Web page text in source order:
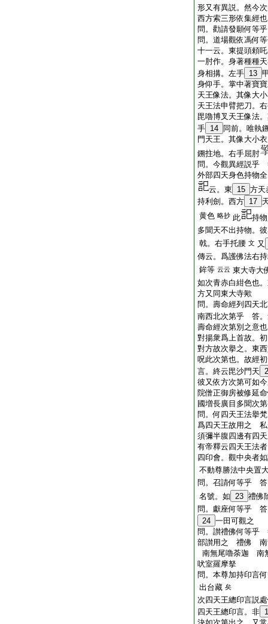
形又有異説。然今
西方索三形依集經也
問。勸請發願何等
問。道場觀依馮何
十一云。東提頭頼
一肘作。身著種種
身相搆。左手 13
身仰手。掌中著寶
天王像法。其像大
天王法申臂把刀。
毘嚕博叉天王像法
手 14
同前。唯執
門天王。其像大小
鎙拄地。右手屈肘
問。今觀異經説乎
外部四天身色持物
云。東
15 方天
持利劍。西方 17
黄色 略抄 此
持
多聞天不出持物。
戟。右手托腰 文 又
傳云。爲護佛法右
鉾等 云云 東大寺大
如次青赤白紺色也
方又同東大寺歟
問。壽命經列四天
南西北次第乎 答
壽命經次第別之意
對揚衆爲上首故。
對方故次擧之。東
呪此次第也。故經
言。終云毘沙門天
彼又依方次第可如
院僧正御房被修延
國増長廣目多聞次
問。何四天王法擧
爲四天王故用之 私
須彌半腹四邊有四
有帝釋云四天王法
四印會。觀中央者
不動尊勝法中央置
問。召請何等乎 答
名號。如 23 禮佛
問。獻座何等乎 答
24 一田可觀之
問。讃禮佛何等乎
部讃用之 禮佛 南
南無尾嚕荼迦 南
吠室羅摩拏
問。本尊加持印言
出台藏 矣
次四天王總印言説
四天王總印言。非 1